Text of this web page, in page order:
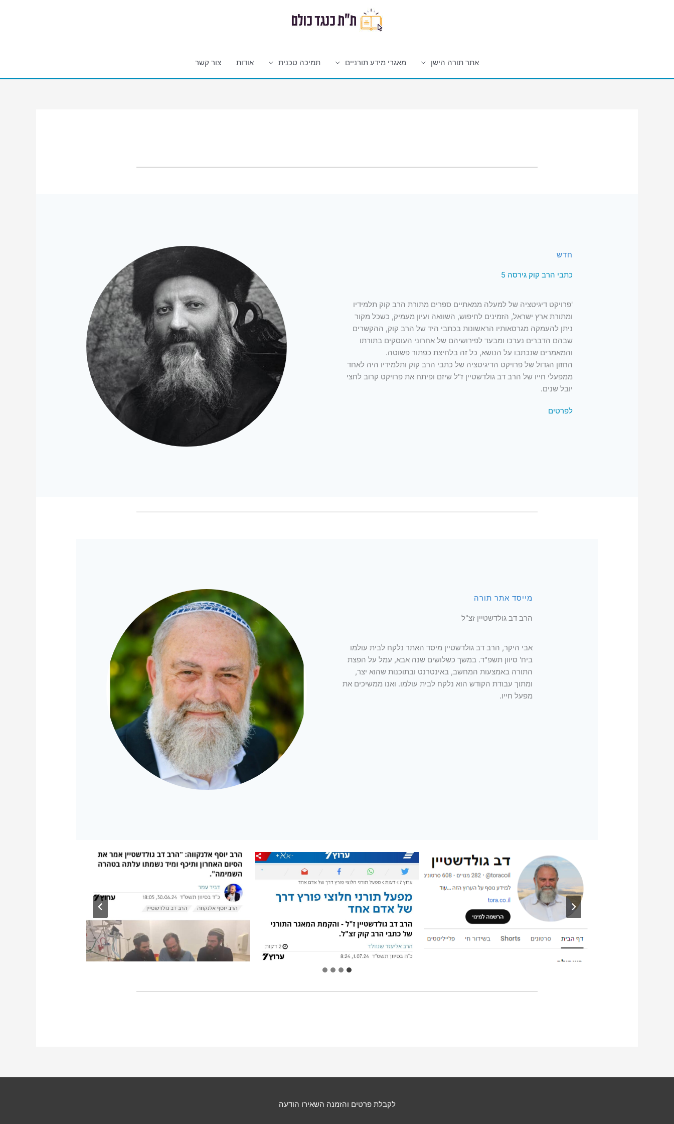
אתר תורה הישן מאגרי מידע תורניים תמיכה טכנית אודות צור קשר
חדש
כתבי הרב קוק גירסה 5
'פרויקט דיגיטציה של למעלה ממאתיים ספרים מתורת הרב קוק תלמידיו
ומתורת ארץ ישראל, הזמינים לחיפוש, השוואה ועיון מעמיק, כשכל מקור
ניתן להעמקה מגרסאותיו הראשונות בכתבי היד של הרב קוק, ההקשרים
שבהם הדברים נערכו ומבעד לפירושיהם של אחרוני העוסקים בתורתו
והמאמרים שנכתבו על הנושא, כל זה בלחיצת כפתור פשוטה.
החזון הגדול של פרויקט הדיגיטציה של כתבי הרב קוק ותלמידיו היה לאחד
ממפעלי חייו של הרב דב גולדשטיין ז"ל שיזם ופיתח את פרויקט קרוב לחצי
יובל שנים.
לפרטים
מייסד אתר תורה
הרב דב גולדשטיין זצ"ל
אבי היקר, הרב דב גולדשטיין מיסד האתר נלקח לבית עולמו
ביח' סיוון תשפ"ד. במשך כשלושים שנה אבא, עמל על הפצת
התורה באמצעות המחשב, באינטרנט ובתוכנות שהוא יצר,
ומתוך עבודת הקודש הוא נלקח לבית עולמו. ואנו ממשיכים את
מפעל חייו.
לקבלת פרטים והזמנה השאירו הודעה